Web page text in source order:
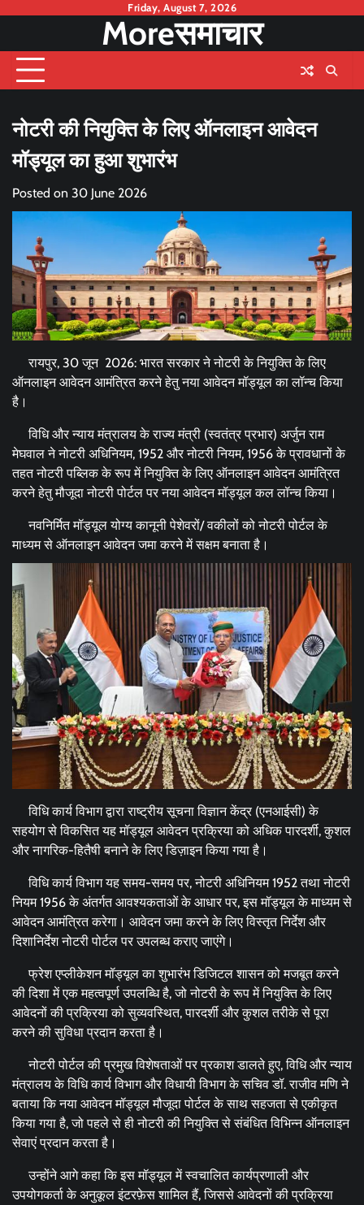
content
Friday, August 7, 2026
Moreसमाचार
नोटरी की नियुक्ति के लिए ऑनलाइन आवेदन
मॉड्यूल का हुआ शुभारंभ
Posted on 30 June 2026
रायपुर, 30 जून 2026: भारत सरकार ने नोटरी के नियुक्ति के लिए
ऑनलाइन आवेदन आमंत्रित करने हेतु नया आवेदन मॉड्यूल का लॉन्च किया
है।
विधि और न्याय मंत्रालय के राज्य मंत्री (स्वतंत्र प्रभार) अर्जुन राम
मेघवाल ने नोटरी अधिनियम, 1952 और नोटरी नियम, 1956 के प्रावधानों के
तहत नोटरी पब्लिक के रूप में नियुक्ति के लिए ऑनलाइन आवेदन आमंत्रित
करने हेतु मौजूदा नोटरी पोर्टल पर नया आवेदन मॉड्यूल कल लॉन्च किया।
नवनिर्मित मॉड्यूल योग्य कानूनी पेशेवरों/ वकीलों को नोटरी पोर्टल के
माध्यम से ऑनलाइन आवेदन जमा करने में सक्षम बनाता है।
विधि कार्य विभाग द्वारा राष्ट्रीय सूचना विज्ञान केंद्र (एनआईसी) के
सहयोग से विकसित यह मॉड्यूल आवेदन प्रक्रिया को अधिक पारदर्शी, कुशल
और नागरिक-हितैषी बनाने के लिए डिज़ाइन किया गया है।
विधि कार्य विभाग यह समय-समय पर, नोटरी अधिनियम 1952 तथा नोटरी
नियम 1956 के अंतर्गत आवश्यकताओं के आधार पर, इस मॉड्यूल के माध्यम से
आवेदन आमंत्रित करेगा। आवेदन जमा करने के लिए विस्तृत निर्देश और
दिशानिर्देश नोटरी पोर्टल पर उपलब्ध कराए जाएंगे।
फ्रेश एप्लीकेशन मॉड्यूल का शुभारंभ डिजिटल शासन को मजबूत करने
की दिशा में एक महत्वपूर्ण उपलब्धि है, जो नोटरी के रूप में नियुक्ति के लिए
आवेदनों की प्रक्रिया को सुव्यवस्थित, पारदर्शी और कुशल तरीके से पूरा
करने की सुविधा प्रदान करता है।
नोटरी पोर्टल की प्रमुख विशेषताओं पर प्रकाश डालते हुए, विधि और न्याय
मंत्रालय के विधि कार्य विभाग और विधायी विभाग के सचिव डॉ. राजीव मणि ने
बताया कि नया आवेदन मॉड्यूल मौजूदा पोर्टल के साथ सहजता से एकीकृत
किया गया है, जो पहले से ही नोटरी की नियुक्ति से संबंधित विभिन्न ऑनलाइन
सेवाएं प्रदान करता है।
उन्होंने आगे कहा कि इस मॉड्यूल में स्वचालित कार्यप्रणाली और
उपयोगकर्ता के अनुकूल इंटरफ़ेस शामिल हैं, जिससे आवेदनों की प्रक्रिया